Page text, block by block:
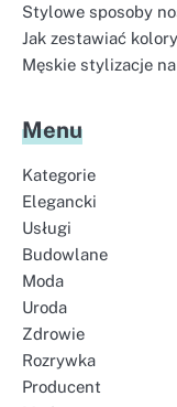
Stylowe sposoby
Jak zestawiać
Męskie stylizacje
Menu
Kategorie
Elegancki
Usługi
Budowlane
Moda
Uroda
Zdrowie
Rozrywka
Producent